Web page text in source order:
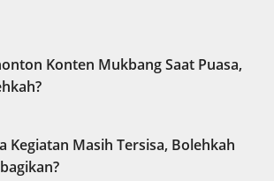
Konten Mukbang Saat Puasa,
Kegiatan Masih Tersisa, Bolehkah